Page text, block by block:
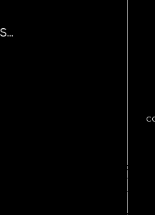
of 618 bytes
tvosanvi/